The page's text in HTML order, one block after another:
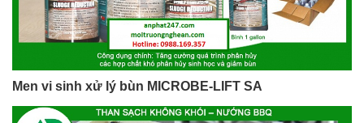
Men vi sinh xử lý bùn MICROBE-LIFT SA